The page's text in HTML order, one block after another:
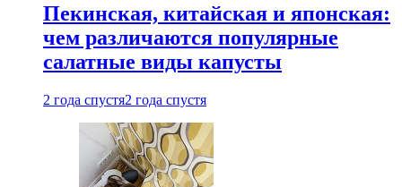
Пекинская, китайская и японская:
чем различаются популярные
салатные виды капусты
2 года спустя2 года спустя